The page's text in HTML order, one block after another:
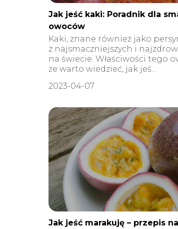
Jak jeść kaki: Poradnik dla
owoców
Kaki, znane również jako
z najsmaczniejszych i
na świecie. Właściwości tego
że warto wiedzieć, jak jeś...
2023-04-07
Jak jeść marakuję – przepis